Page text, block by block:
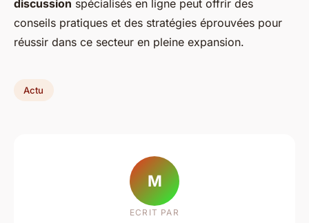
discussion spécialisés en ligne peut offrir des
conseils pratiques et des stratégies éprouvées pour
réussir dans ce secteur en pleine expansion.
Actu
M
ECRIT PAR